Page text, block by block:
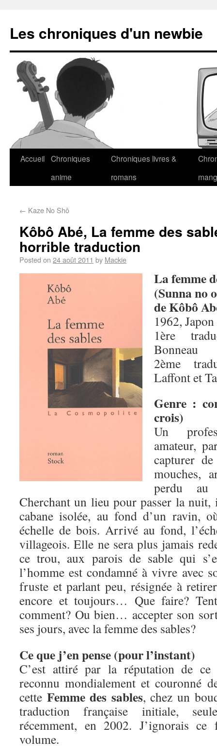
Les chroniques d'un newbie
Accueil Chroniques
anime
Chroniques livres &
romans
← Kaze No Shô
Kôbô Abé, La femme des
horrible traduction
Posted on 24 août 2011 by Mackie
La femme
(Sunna no
de Kôbô
1962,
1ère
Bonneau
2ème
Laffont et
Genre :
crois)
Un
amateur,
capturer
mouches,
perdu au
Cherchant un lieu pour passer la
cabane isolée, au fond d’un ravin,
échelle de bois. Arrivé au fond,
villageois. Elle ne sera plus jamais
ce trou, aux parois de sable qui
l’homme est condamné à vivre avec
fruste et parlant peu, résignée à
encore et toujours… Que faire?
comment? Ou bien… accepter son
ses jours, avec la femme des sables?
Ce que j’en pense (pour l’instant)
C’est attiré par la réputation de ce
reconnu mondialement et couronné
cette Femme des sables, chez un
traduction française initiale,
récemment, en 2002. J’ignorais
volume.